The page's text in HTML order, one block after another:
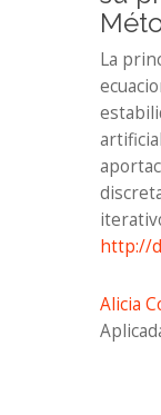
La
http://
Alicia